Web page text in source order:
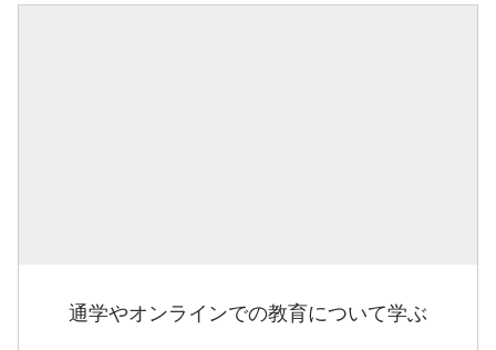
通学やオンラインでの教育について学ぶ